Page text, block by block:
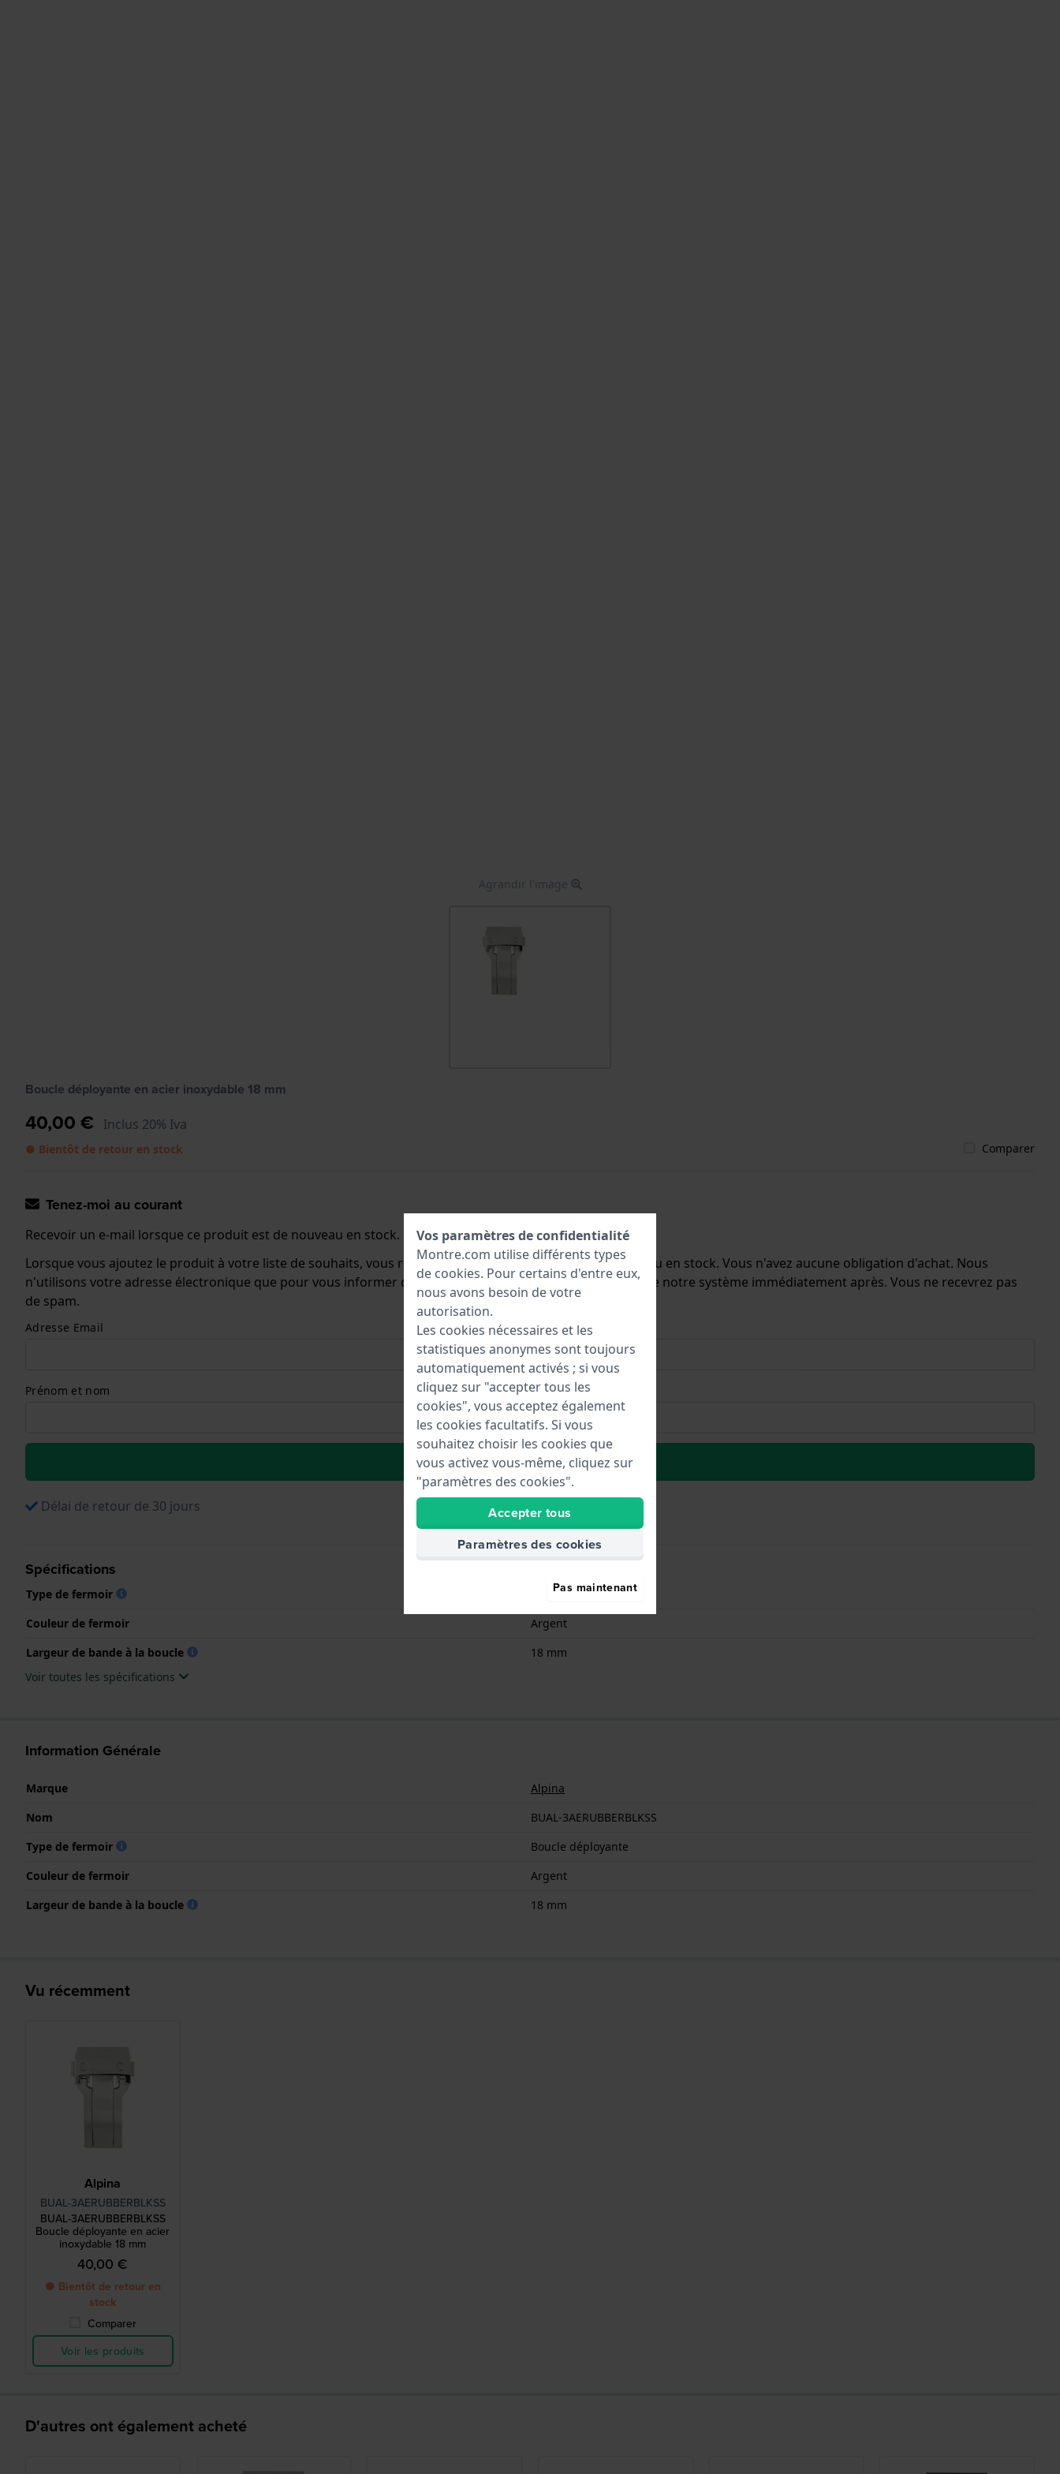
Agrandir l'image
Boucle déployante en acier inoxydable 18 mm
40,00 € Inclus 20% Iva
● Bientôt de retour en stock Comparer
Tenez-moi au courant
Recevoir un e-mail lorsque ce produit est de nouveau en stock.
Lorsque vous ajoutez le produit à votre liste de souhaits, vous recevrez un e-mail dès qu'il sera de nouveau en stock. Vous n'avez aucune obligation d'achat. Nous
n'utilisons votre adresse électronique que pour vous informer des nouveaux stocks. Elle est supprimée de notre système immédiatement après. Vous ne recevrez pas
de spam.
Adresse Email
Prénom et nom
Ă la liste de souhaits
Délai de retour de 30 jours
Spécifications
Type de fermoir
Boucle déployante
Couleur de fermoir
Argent
Largeur de bande à la boucle
18 mm
Voir toutes les spécifications
Information Générale
Marque
Alpina
Nom
BUAL-3AERUBBERBLKSS
Type de fermoir
Boucle déployante
Couleur de fermoir
Argent
Largeur de bande à la boucle
18 mm
Vu récemment
Alpina
BUAL-3AERUBBERBLKSS
BUAL-3AERUBBERBLKSS
Boucle déployante en acier
inoxydable 18 mm
40,00 €
● Bientôt de retour en
stock
Comparer
Voir les produits
D'autres ont également acheté
Vos paramètres de confidentialité
Montre.com utilise différents types
de cookies. Pour certains d'entre eux,
nous avons besoin de votre
autorisation.
Les cookies nécessaires et les
statistiques anonymes sont toujours
automatiquement activés ; si vous
cliquez sur "accepter tous les
cookies", vous acceptez également
les cookies facultatifs. Si vous
souhaitez choisir les cookies que
vous activez vous-même, cliquez sur
"paramètres des cookies".
Accepter tous
Paramètres des cookies
Pas maintenant